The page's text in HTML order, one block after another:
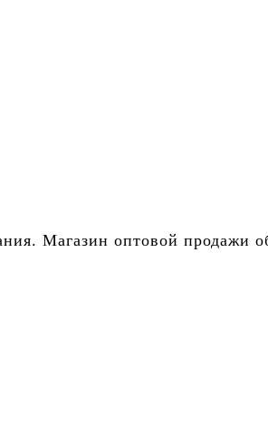
Магазин оптовой продажи